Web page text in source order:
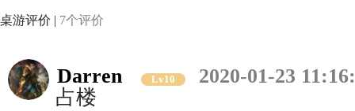
桌游评价 | 7个评价
Darren Lv10
2020-01-23
占楼